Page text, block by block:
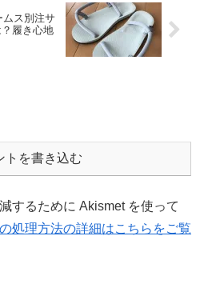
ムス別注サ
履き心地
トを書き込む
するために Akismet を使って
処理方法の詳細はこちらをご覧